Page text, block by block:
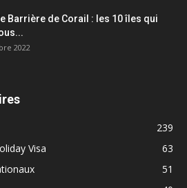
Barrière de Corail : les 10 îles qui
2022
239
Visa
63
51